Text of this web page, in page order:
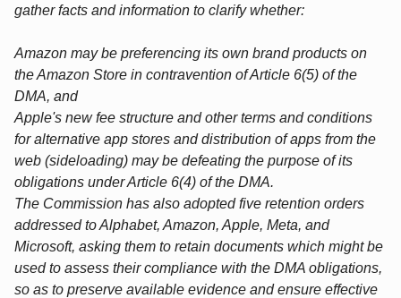
gather facts and information to clarify whether:
Amazon may be preferencing its own brand products on
the Amazon Store in contravention of Article 6(5) of the
DMA, and
Apple's new fee structure and other terms and conditions
for alternative app stores and distribution of apps from the
web (sideloading) may be defeating the purpose of its
obligations under Article 6(4) of the DMA.
The Commission has also adopted five retention orders
addressed to Alphabet, Amazon, Apple, Meta, and
Microsoft, asking them to retain documents which might be
used to assess their compliance with the DMA obligations,
so as to preserve available evidence and ensure effective